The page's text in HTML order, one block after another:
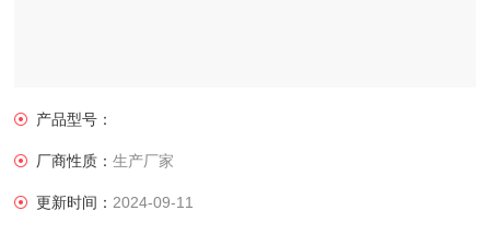
产品型号：
厂商性质：生产厂家
更新时间： 2024-09-11